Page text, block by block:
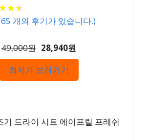
★★
★★
개의 후기가 있습니다.)
49,000원 28,940원
최저가 보러가기
기 드라이 시트 에이프릴 프레쉬